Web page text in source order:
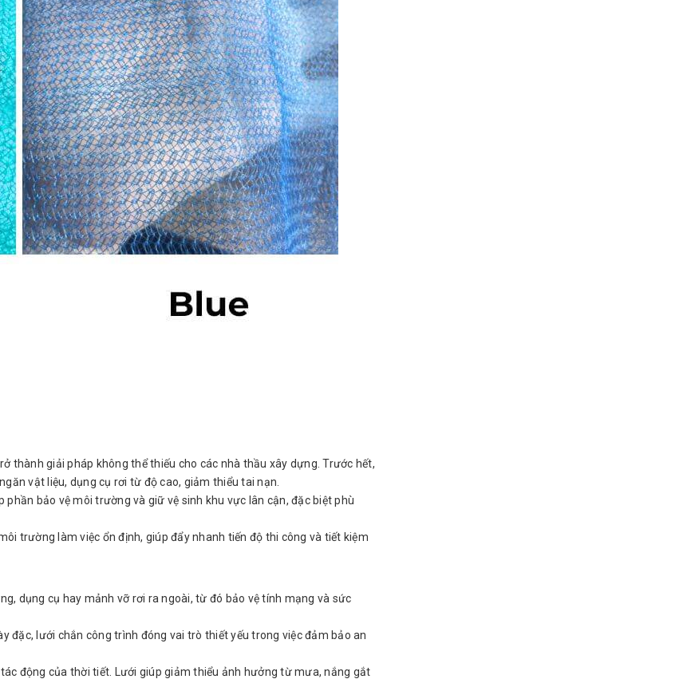
thành giải pháp không thể thiếu cho các nhà thầu xây dựng. Trước hết,
vật liệu, dụng cụ rơi từ độ cao, giảm thiểu tai nạn.
phần bảo vệ môi trường và giữ vệ sinh khu vực lân cận, đặc biệt phù
trường làm việc ổn định, giúp đẩy nhanh tiến độ thi công và tiết kiệm
dụng cụ hay mảnh vỡ rơi ra ngoài, từ đó bảo vệ tính mạng và sức
đặc, lưới chắn công trình đóng vai trò thiết yếu trong việc đảm bảo an
động của thời tiết. Lưới giúp giảm thiểu ảnh hưởng từ mưa, nắng gắt